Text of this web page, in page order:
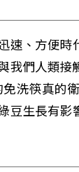
速、方便
們人類
洗筷真的
生長有